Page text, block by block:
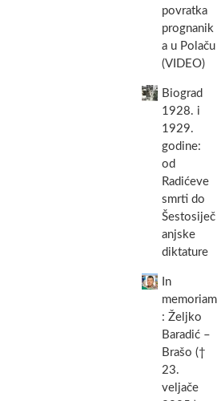
povratka
prognanik
a u Polaču
(VIDEO)
Biograd
1928. i
1929.
godine:
od
Radićeve
smrti do
Šestosiječ
anjske
diktature
In
memoriam
: Željko
Baradić –
Brašo (†
23.
veljače